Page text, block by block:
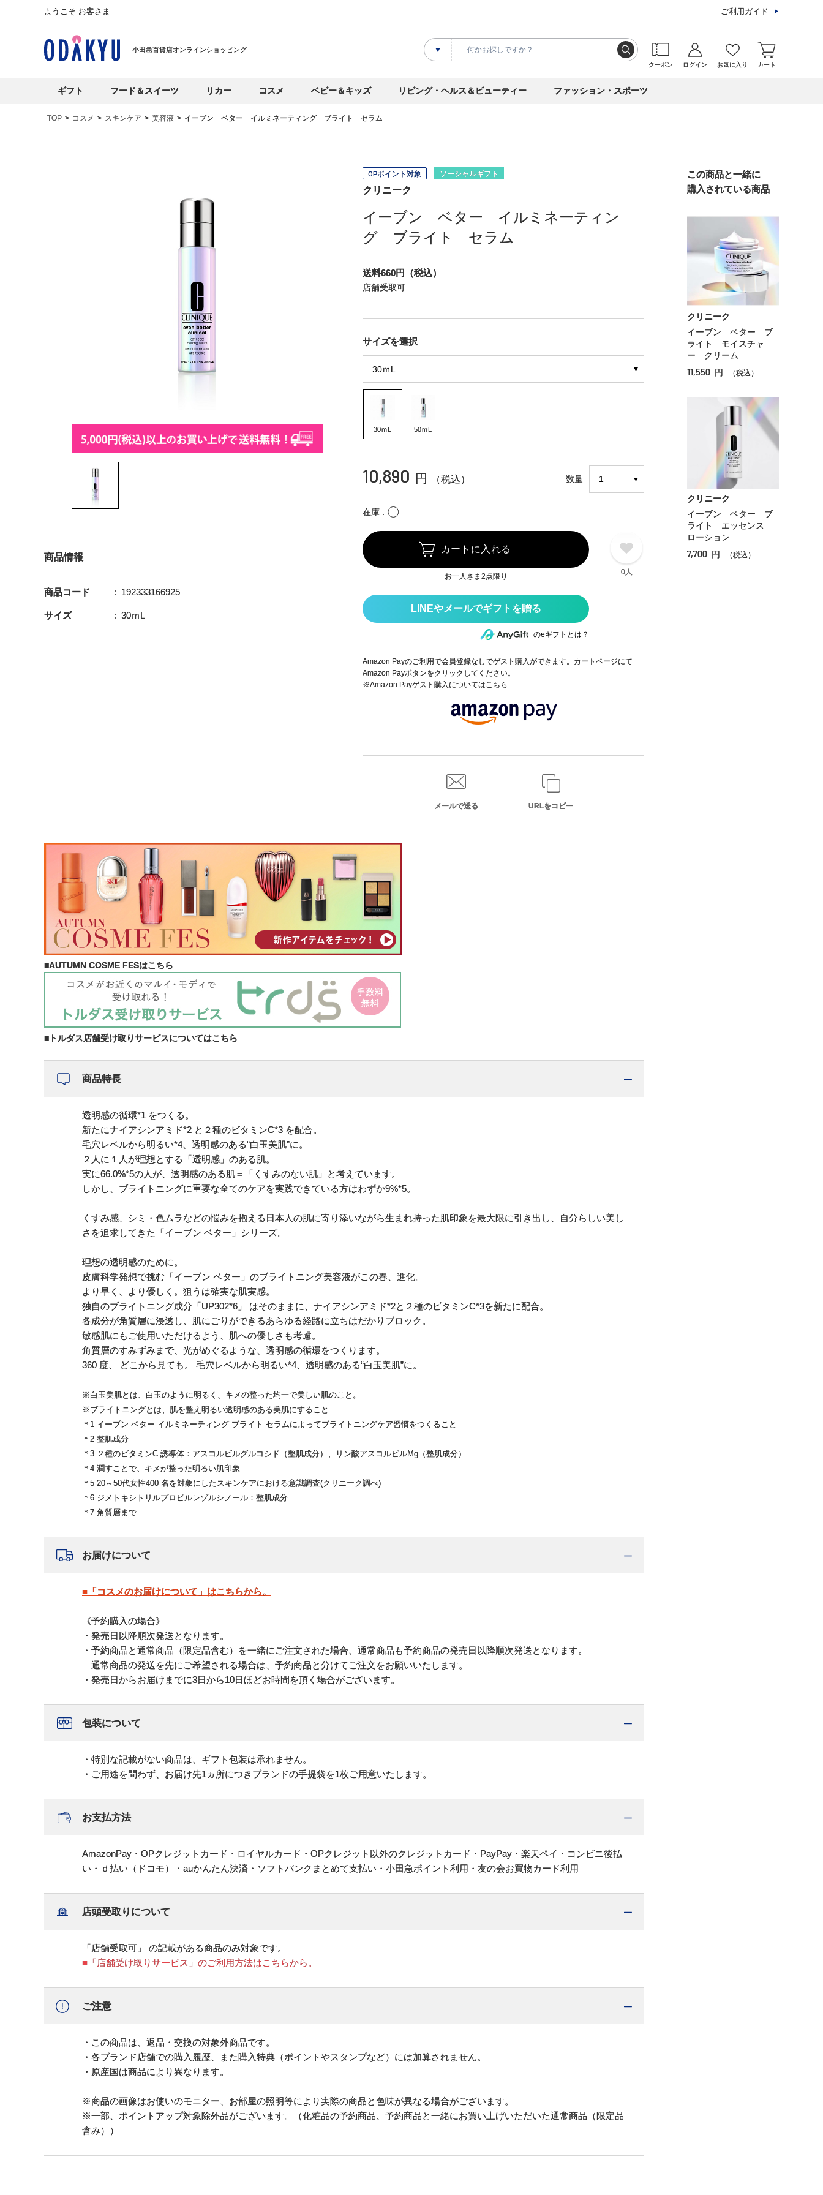
ようこそ お客さま ご利用ガイド
小田急百貨店オンラインショッピング
クーポン ログイン お気に入り カート
ギフト フード＆スイーツ リカー コスメ ベビー＆キッズ リビング・ヘルス＆ビューティー ファッション・スポーツ
TOP コスメ スキンケア 美容液 イーブン ベター イルミネーティング ブライト セラム
OPポイント対象 ソーシャルギフト
クリニーク
イーブン ベター イルミネーティン
グ ブライト セラム
送料660円（税込）
店舗受取可
サイズを選択
30ｍL 50ｍL
10,890 円 （税込） 数量
在庫 〇
カートに入れる
お一人さま2点限り 0人
のeギフトとは？
Amazon Payのご利用で会員登録なしでゲスト購入ができます。カートページにて
Amazon Payボタンをクリックしてください。
※Amazon Payゲスト購入についてはこちら
メールで送る URLをコピー
商品情報
商品コード 192333166925
サイズ 30ｍL
■AUTUMN COSME FESはこちら
■トルダス店舗受け取りサービスについてはこちら
商品特長
透明感の循環*1 をつくる。
新たにナイアシンアミド*2 と２種のビタミンC*3 を配合。
毛穴レベルから明るい*4、透明感のある“白玉美肌”に。
２人に１人が理想とする「透明感」のある肌。
実に66.0%*5の人が、透明感のある肌＝「くすみのない肌」と考えています。
しかし、ブライトニングに重要な全てのケアを実践できている方はわずか9%*5。
くすみ感、シミ・色ムラなどの悩みを抱える日本人の肌に寄り添いながら生まれ持った肌印象を最大限に引き出し、自分らしい美し
さを追求してきた「イーブン ベター」シリーズ。
理想の透明感のために。
皮膚科学発想で挑む「イーブン ベター」のブライトニング美容液がこの春、進化。
より早く、より優しく。狙うは確実な肌実感。
独自のブライトニング成分「UP302*6」 はそのままに、ナイアシンアミド*2と２種のビタミンC*3を新たに配合。
各成分が角質層に浸透し、肌にごりができるあらゆる経路に立ちはだかりブロック。
敏感肌にもご使用いただけるよう、肌への優しさも考慮。
角質層のすみずみまで、光がめぐるような、透明感の循環をつくります。
360 度、 どこから見ても。 毛穴レベルから明るい*4、透明感のある“白玉美肌”に。
※白玉美肌とは、白玉のように明るく、キメの整った均一で美しい肌のこと。
※ブライトニングとは、肌を整え明るい透明感のある美肌にすること
＊1 イーブン ベター イルミネーティング ブライト セラムによってブライトニングケア習慣をつくること
＊2 整肌成分
＊3 ２種のビタミンC 誘導体：アスコルビルグルコシド（整肌成分）、リン酸アスコルビルMg（整肌成分）
＊4 潤すことで、キメが整った明るい肌印象
＊5 20～50代女性400 名を対象にしたスキンケアにおける意識調査(クリニーク調べ)
＊6 ジメトキシトリルプロピルレゾルシノール：整肌成分
＊7 角質層まで
お届けについて
■「コスメのお届けについて」はこちらから。
《予約購入の場合》
・発売日以降順次発送となります。
・予約商品と通常商品（限定品含む）を一緒にご注文された場合、通常商品も予約商品の発売日以降順次発送となります。
通常商品の発送を先にご希望される場合は、予約商品と分けてご注文をお願いいたします。
・発売日からお届けまでに3日から10日ほどお時間を頂く場合がございます。
包装について
・特別な記載がない商品は、ギフト包装は承れません。
・ご用途を問わず、お届け先1ヵ所につきブランドの手提袋を1枚ご用意いたします。
お支払方法
AmazonPay・OPクレジットカード・ロイヤルカード・OPクレジット以外のクレジットカード・PayPay・楽天ペイ・コンビニ後払
い・ｄ払い（ドコモ）・auかんたん決済・ソフトバンクまとめて支払い・小田急ポイント利用・友の会お買物カード利用
店頭受取りについて
「店舗受取可」 の記載がある商品のみ対象です。
■「店舗受け取りサービス」のご利用方法はこちらから。
ご注意
・この商品は、返品・交換の対象外商品です。
・各ブランド店舗での購入履歴、また購入特典（ポイントやスタンプなど）には加算されません。
・原産国は商品により異なります。
※商品の画像はお使いのモニター、お部屋の照明等により実際の商品と色味が異なる場合がございます。
※一部、ポイントアップ対象除外品がございます。（化粧品の予約商品、予約商品と一緒にお買い上げいただいた通常商品（限定品
含み））
この商品と一緒に
購入されている商品
クリニーク
イーブン ベター ブ
ライト モイスチャ
ー クリーム
11,550 円 （税込）
クリニーク
イーブン ベター ブ
ライト エッセンス
ローション
7,700 円 （税込）